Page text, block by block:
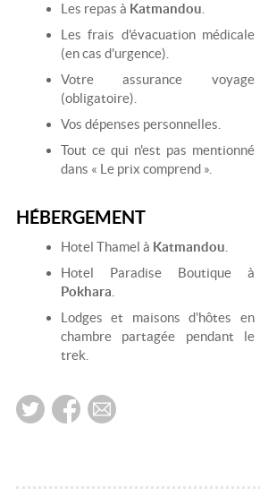
Les repas à Katmandou.
Les frais d'évacuation médicale
(en cas d'urgence).
Votre assurance voyage
(obligatoire).
Vos dépenses personnelles.
Tout ce qui n'est pas mentionné
dans « Le prix comprend ».
HÉBERGEMENT
Hotel Thamel à Katmandou
Hotel Paradise Boutique à
Pokhara
Lodges et maisons d'hôtes en
chambre partagée pendant le
trek.